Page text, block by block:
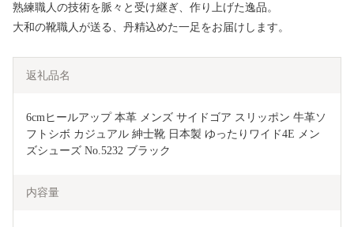
熟練職人の技術を脈々と受け継ぎ、作り上げた逸品。
大和の靴職人が送る、丹精込めた一足をお届けします。
返礼品名
6cmヒールアップ 本革 メンズ サイドゴア スリッポン 牛革ソ
フトシボ カジュアル 紳士靴 日本製 ゆったりワイド4E メン
ズシューズ No.5232 ブラック
内容量